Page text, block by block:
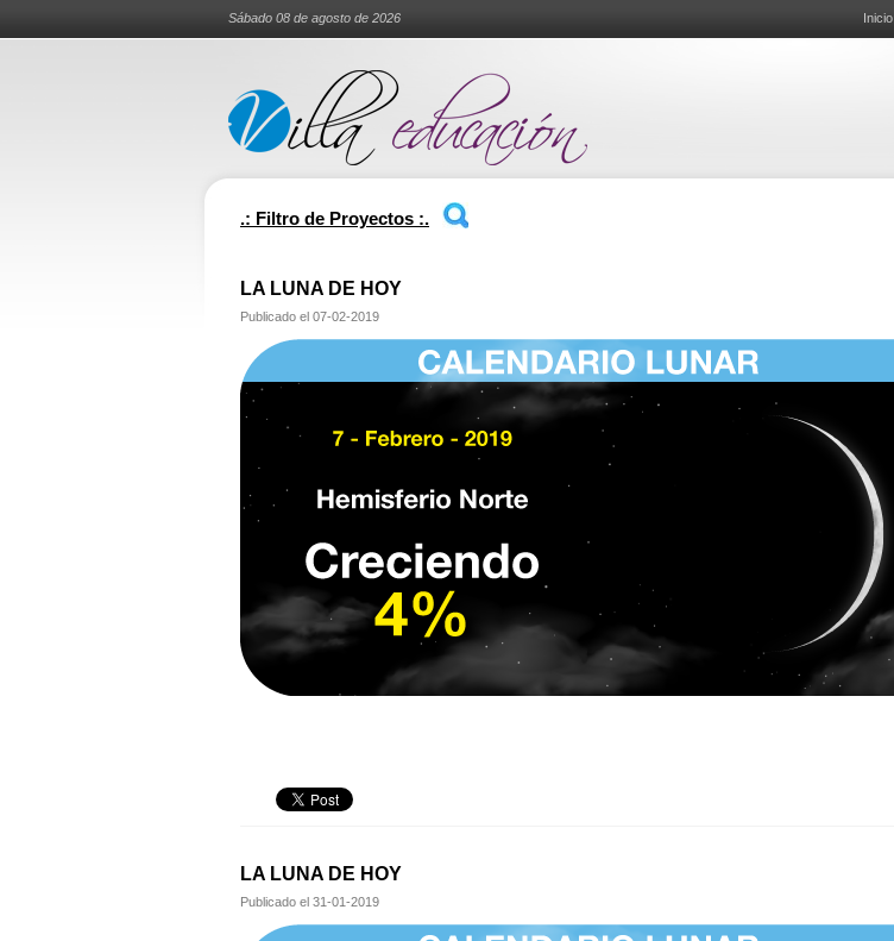
Sábado 08 de agosto de 2026 Inicio
.: Filtro de Proyectos :.
LA LUNA DE HOY
Publicado el 07-02-2019
LA LUNA DE HOY
Publicado el 31-01-2019